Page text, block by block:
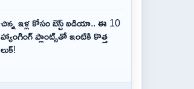
చిన్న ఇళ్ల కోసం బెస్ట్ ఐడియా.. ఈ 10
హ్యాంగింగ్ ప్లాంట్స్‌తో ఇంటికి కొత్త
లుక్!